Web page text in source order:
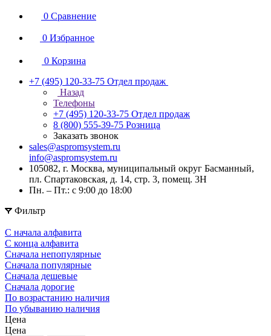
0 Сравнение
0 Избранное
0 Корзина
+7 (495) 120-33-75 Отдел продаж
Назад
Телефоны
+7 (495) 120-33-75 Отдел продаж
8 (800) 555-39-75 Розница
Заказать звонок
sales@aspromsystem.ru
info@aspromsystem.ru
105082, г. Москва, муниципальный округ Басманный,
пл. Спартаковская, д. 14, стр. 3, помещ. 3Н
Пн. – Пт.: с 9:00 до 18:00
Фильтр
С начала алфавита
С конца алфавита
Сначала непопулярные
Сначала популярные
Сначала дешевые
Сначала дорогие
По возрастанию наличия
По убыванию наличия
Цена
Цена